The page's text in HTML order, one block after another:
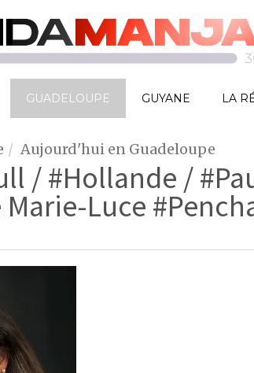
GUADELOUPE GUYANE LA
Aujourd'hui en Guadeloupe
/ #Hollande /
Luce